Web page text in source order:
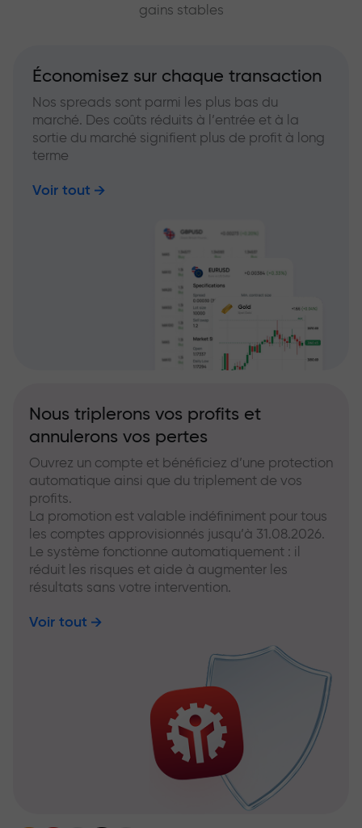
gains stables
Économisez sur chaque transaction
Nos spreads sont parmi les plus bas du
marché. Des coûts réduits à l’entrée et à la
sortie du marché signifient plus de profit à long
terme
Voir tout
Nous triplerons vos profits et
annulerons vos pertes
Ouvrez un compte et bénéficiez d’une protection
automatique ainsi que du triplement de vos
profits.
La promotion est valable indéfiniment pour tous
les comptes approvisionnés jusqu’à 31.08.2026.
Le système fonctionne automatiquement : il
réduit les risques et aide à augmenter les
résultats sans votre intervention.
Voir tout